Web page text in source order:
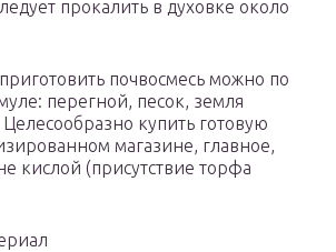
прокалить в духовке около
почвосмесь можно по
перегной, песок, земля
купить готовую
магазине, главное,
кислой (присутствие торфа